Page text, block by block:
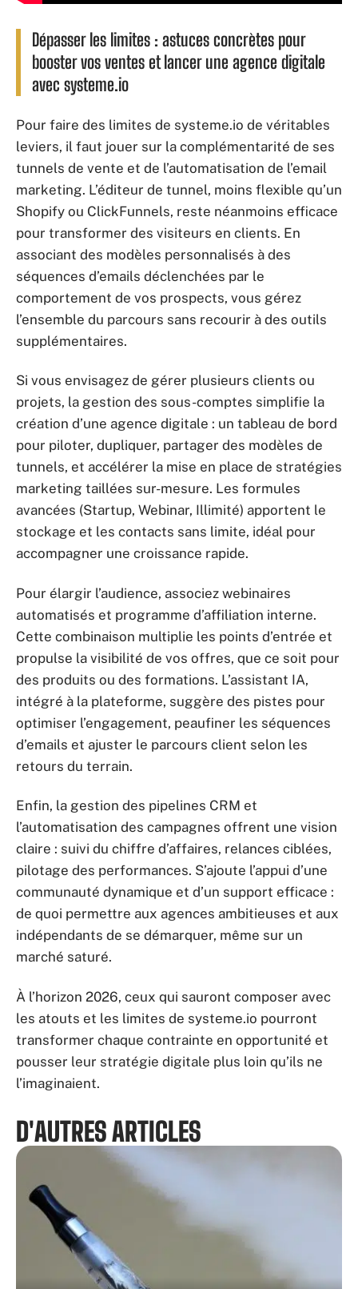
Dépasser les limites : astuces concrètes pour
booster vos ventes et lancer une agence digitale
avec systeme.io
Pour faire des limites de systeme.io de véritables
leviers, il faut jouer sur la complémentarité de ses
tunnels de vente et de l’automatisation de l’email
marketing. L’éditeur de tunnel, moins flexible qu’un
Shopify ou ClickFunnels, reste néanmoins efficace
pour transformer des visiteurs en clients. En
associant des modèles personnalisés à des
séquences d’emails déclenchées par le
comportement de vos prospects, vous gérez
l’ensemble du parcours sans recourir à des outils
supplémentaires.
Si vous envisagez de gérer plusieurs clients ou
projets, la gestion des sous-comptes simplifie la
création d’une agence digitale : un tableau de bord
pour piloter, dupliquer, partager des modèles de
tunnels, et accélérer la mise en place de stratégies
marketing taillées sur-mesure. Les formules
avancées (Startup, Webinar, Illimité) apportent le
stockage et les contacts sans limite, idéal pour
accompagner une croissance rapide.
Pour élargir l’audience, associez webinaires
automatisés et programme d’affiliation interne.
Cette combinaison multiplie les points d’entrée et
propulse la visibilité de vos offres, que ce soit pour
des produits ou des formations. L’assistant IA,
intégré à la plateforme, suggère des pistes pour
optimiser l’engagement, peaufiner les séquences
d’emails et ajuster le parcours client selon les
retours du terrain.
Enfin, la gestion des pipelines CRM et
l’automatisation des campagnes offrent une vision
claire : suivi du chiffre d’affaires, relances ciblées,
pilotage des performances. S’ajoute l’appui d’une
communauté dynamique et d’un support efficace :
de quoi permettre aux agences ambitieuses et aux
indépendants de se démarquer, même sur un
marché saturé.
À l’horizon 2026, ceux qui sauront composer avec
les atouts et les limites de systeme.io pourront
transformer chaque contrainte en opportunité et
pousser leur stratégie digitale plus loin qu’ils ne
l’imaginaient.
D'AUTRES ARTICLES